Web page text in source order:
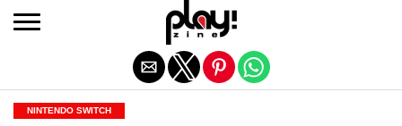
NINTENDO SWITCH
Exit mobile version